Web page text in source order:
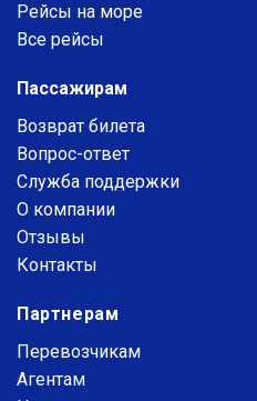
Рейсы на море
Все рейсы
Пассажирам
Возврат билета
Вопрос-ответ
Служба поддержки
О компании
Отзывы
Контакты
Партнерам
Перевозчикам
Агентам